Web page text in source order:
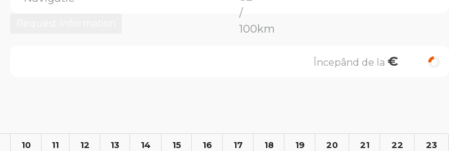
Începând de la €
10 11 12 13 14 15 16 17 18 19 20 21 22 23